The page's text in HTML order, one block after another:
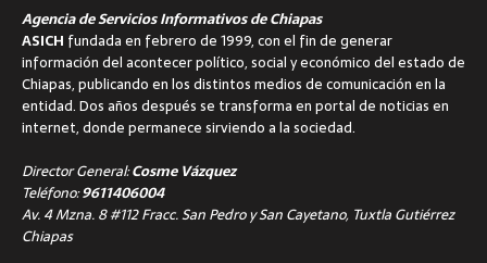
Agencia de Servicios Informativos de Chiapas
ASICH fundada en febrero de 1999, con el fin de generar
información del acontecer político, social y económico del estado de
Chiapas, publicando en los distintos medios de comunicación en la
entidad. Dos años después se transforma en portal de noticias en
internet, donde permanece sirviendo a la sociedad.
Director General:Cosme Vázquez
Teléfono:9611406004
Av. 4 Mzna. 8 #112 Fracc. San Pedro y San Cayetano, Tuxtla Gutiérrez
Chiapas